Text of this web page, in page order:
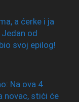
a ćerke i ja
Jedan od
svoj epilog!
Na ova 4
novac, stići će